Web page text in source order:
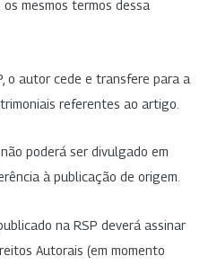
mesmos termos dessa
o autor cede e transfere para a
referentes ao artigo.
poderá ser divulgado em
à publicação de origem.
na RSP deverá assinar
Autorais (em momento